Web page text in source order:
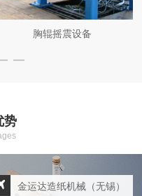
胸辊摇震设备
势
金运达造纸机械（无锡）